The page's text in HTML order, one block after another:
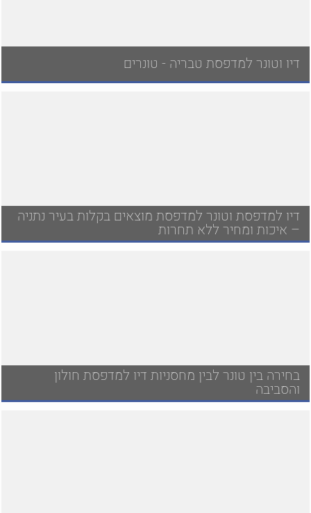
דיו וטונר למדפסת טבריה - טונרים
דיו למדפסת וטונר למדפסת מוצאים בקלות בעיר נתניה
– איכות ומחיר ללא תחרות
בחירה בין טונר לבין מחסניות דיו למדפסת חולון
והסביבה